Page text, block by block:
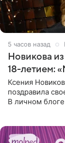
5 часов назад
Новикова
18-летием:
Ксения
поздравила
В личном блоге